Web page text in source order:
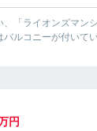
「ライオンズマン
ルコニーが付いて
円